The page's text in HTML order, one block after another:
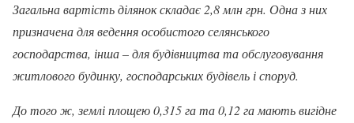
Загальна вартість ділянок складає 2,8 млн грн. Одна з них
призначена для ведення особистого селянського
господарства, інша – для будівництва та обслуговування
житлового будинку, господарських будівель і споруд.
До того ж, землі площею 0,315 га та 0,12 га мають вигідне